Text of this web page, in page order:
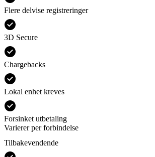
Flere delvise registreringer
3D Secure
Chargebacks
Lokal enhet kreves
Forsinket utbetaling
Varierer per forbindelse
Tilbakevendende